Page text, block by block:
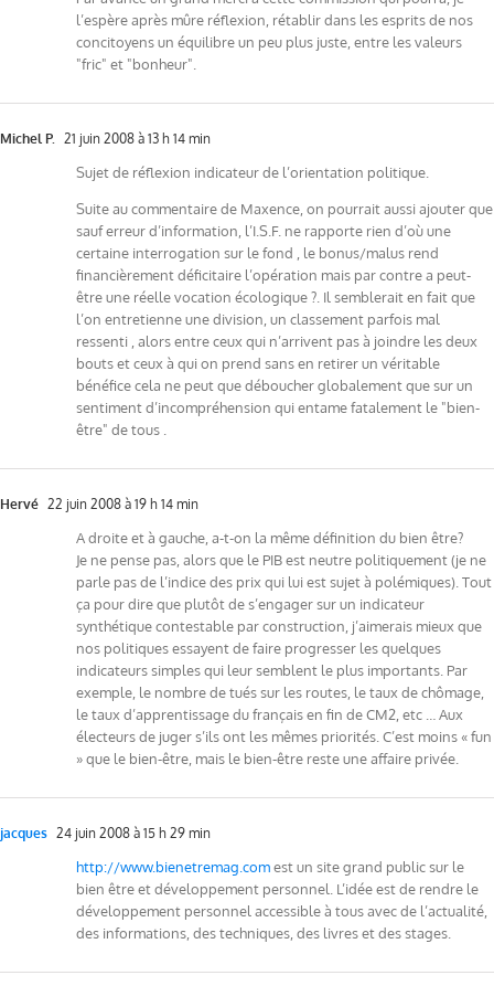
l’espère après mûre réflexion, rétablir dans les esprits de nos
concitoyens un équilibre un peu plus juste, entre les valeurs
"fric" et "bonheur".
Michel P. 21 juin 2008 à 13 h 14 min
Sujet de réflexion indicateur de l’orientation politique.
Suite au commentaire de Maxence, on pourrait aussi ajouter que
sauf erreur d’information, l’I.S.F. ne rapporte rien d’où une
certaine interrogation sur le fond , le bonus/malus rend
financièrement déficitaire l’opération mais par contre a peut-
être une réelle vocation écologique ?. Il semblerait en fait que
l’on entretienne une division, un classement parfois mal
ressenti , alors entre ceux qui n’arrivent pas à joindre les deux
bouts et ceux à qui on prend sans en retirer un véritable
bénéfice cela ne peut que déboucher globalement que sur un
sentiment d’incompréhension qui entame fatalement le "bien-
être" de tous .
Hervé 22 juin 2008 à 19 h 14 min
A droite et à gauche, a-t-on la même définition du bien être?
Je ne pense pas, alors que le PIB est neutre politiquement (je ne
parle pas de l’indice des prix qui lui est sujet à polémiques). Tout
ça pour dire que plutôt de s’engager sur un indicateur
synthétique contestable par construction, j’aimerais mieux que
nos politiques essayent de faire progresser les quelques
indicateurs simples qui leur semblent le plus importants. Par
exemple, le nombre de tués sur les routes, le taux de chômage,
le taux d’apprentissage du français en fin de CM2, etc … Aux
électeurs de juger s’ils ont les mêmes priorités. C’est moins « fun
» que le bien-être, mais le bien-être reste une affaire privée.
jacques 24 juin 2008 à 15 h 29 min
http://www.bienetremag.comest un site grand public sur le
bien être et développement personnel. L’idée est de rendre le
développement personnel accessible à tous avec de l’actualité,
des informations, des techniques, des livres et des stages.